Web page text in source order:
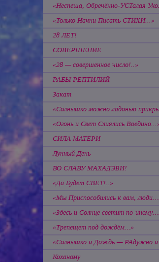
«Неспеша, Обречённо-УСТалая
«Только Начни Писать СТИХИ...»
28 ЛЕТ!
СОВЕРШЕНИЕ
«28 — совершенное число!..»
РАБЫ РЕПТИЛИЙ
Закат
«Солнышко можно ладонью
«Огонь и Свет Слиялись
СИЛА МАТЕРИ
Лунный День
ВО СЛАВУ МАХАДЭВИ!
«Да Будет СВЕТ!..»
«Мы Приспособились к вам,
«Здесь и Солнце светит по-
«Трепещет под дождём…»
«Солнышко и Дождь — РАдужно и
Коханому